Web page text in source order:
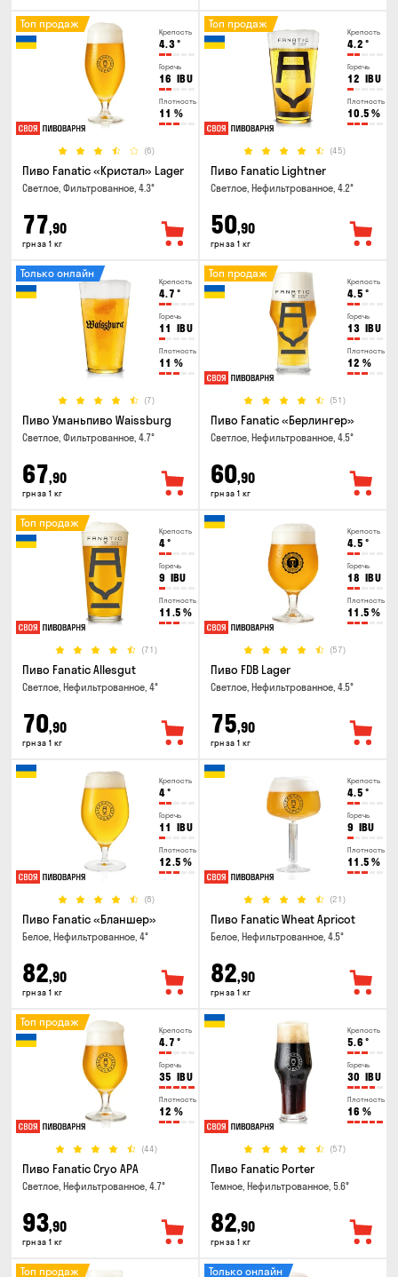
Крепость
4.3°
Горечь
16 IBU
Плотность
11 %
(6)
Топ продаж
Пиво Fanatic «Кристал» Lager
Светлое, Фильтрованное, 4.3°
77,90
грн за 1 кг
Крепость
4.2 °
Горечь
12 IBU
Плотность
10.5 %
(45)
Топ продаж
Пиво Fanatic Lightner
Светлое, Нефильтрованное, 4.2°
50,90
грн за 1 кг
Крепость
4.7 °
Горечь
11 IBU
Плотность
11 %
(7)
Только онлайн
Пиво Уманьпиво Waissburg
Светлое, Фильтрованное, 4.7°
67,90
грн за 1 кг
Крепость
4.5 °
Горечь
13 IBU
Плотность
12 %
(51)
Топ продаж
Пиво Fanatic «Берлингер»
Светлое, Нефильтрованное, 4.5°
60,90
грн за 1 кг
Крепость
4°
Горечь
9 IBU
Плотность
11.5 %
(71)
Топ продаж
Пиво Fanatic Allesgut
Светлое, Нефильтрованное, 4°
70,90
грн за 1 кг
Крепость
4.5 °
Горечь
18 IBU
Плотность
11.5 %
(57)
Пиво FDB Lager
Светлое, Нефильтрованное, 4.5°
75,90
грн за 1 кг
Крепость
4°
Горечь
11 IBU
Плотность
12.5 %
(8)
Пиво Fanatic «Бланшер»
Белое, Нефильтрованное, 4°
82,90
грн за 1 кг
Крепость
4.5 °
Горечь
9 IBU
Плотность
11.5 %
(21)
Пиво Fanatic Wheat Apricot
Белое, Нефильтрованное, 4.5°
82,90
грн за 1 кг
Крепость
4.7 °
Горечь
35 IBU
Плотность
12 %
(44)
Топ продаж
Пиво Fanatic Cryo APA
Светлое, Нефильтрованное, 4.7°
93,90
грн за 1 кг
Крепость
5.6 °
Горечь
30 IBU
Плотность
16 %
(57)
Пиво Fanatic Porter
Темное, Нефильтрованное, 5.6°
82,90
грн за 1 кг
Топ продаж Только онлайн